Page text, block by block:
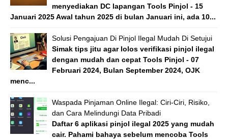
menyediakan DC lapangan Tools Pinjol - 15
Januari 2025 Awal tahun 2025 di bulan Januari ini, ada 10...
Solusi Pengajuan Di Pinjol Ilegal Mudah Di Setujui
Simak tips jitu agar lolos verifikasi pinjol ilegal
dengan mudah dan cepat Tools Pinjol - 07
Februari 2024, Bulan September 2024, OJK
menc...
Waspada Pinjaman Online Ilegal: Ciri-Ciri, Risiko,
dan Cara Melindungi Data Pribadi
Daftar 6 aplikasi pinjol ilegal 2025 yang mudah
cair. Pahami bahaya sebelum mencoba Tools